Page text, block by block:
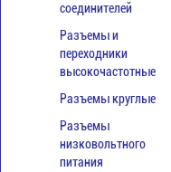
соединителей
Разъемы и
переходники
высокочастотные
Разъемы круглые
Разъемы
низковольтного
питания